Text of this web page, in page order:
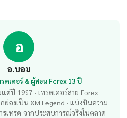
อ
อ.บอม
รดเดอร์ & ผู้สอน Forex 13 ปี
ต่ปี 1997 · เทรดเดอร์สาย Forex
ย่องเป็น XM Legend · แบ่งปันความ
รเทรด จากประสบการณ์จริงในตลาด